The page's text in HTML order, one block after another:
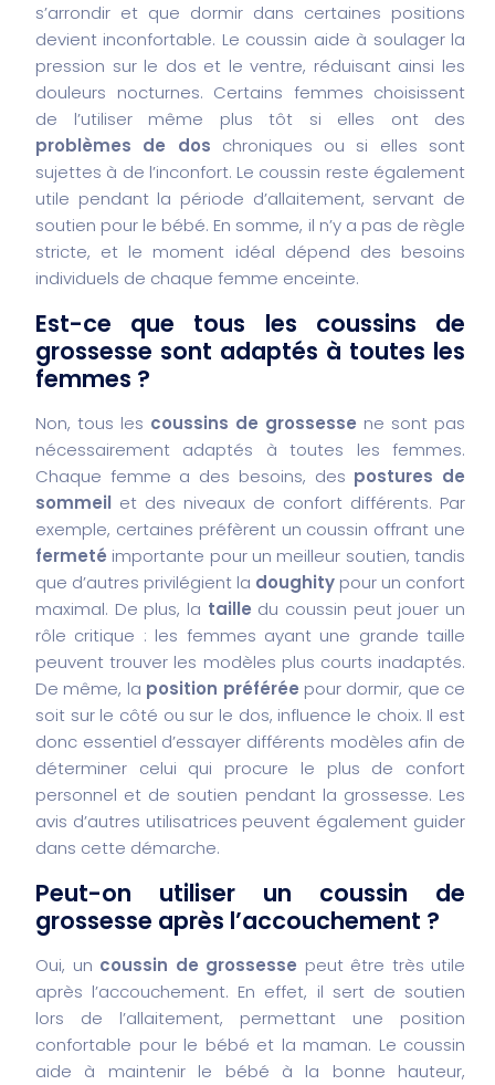
s’arrondir et que dormir dans certaines positions
devient inconfortable. Le coussin aide à soulager la
pression sur le dos et le ventre, réduisant ainsi les
douleurs nocturnes. Certains femmes choisissent
de l’utiliser même plus tôt si elles ont des
problèmes de dos chroniques ou si elles sont
sujettes à de l’inconfort. Le coussin reste également
utile pendant la période d’allaitement, servant de
soutien pour le bébé. En somme, il n’y a pas de règle
stricte, et le moment idéal dépend des besoins
individuels de chaque femme enceinte.
Est-ce que tous les coussins de
grossesse sont adaptés à toutes les
femmes ?
Non, tous les coussins de grossesse ne sont pas
nécessairement adaptés à toutes les femmes.
Chaque femme a des besoins, des postures de
sommeil et des niveaux de confort différents. Par
exemple, certaines préfèrent un coussin offrant une
fermeté importante pour un meilleur soutien, tandis
que d’autres privilégient la doughity pour un confort
maximal. De plus, la taille du coussin peut jouer un
rôle critique : les femmes ayant une grande taille
peuvent trouver les modèles plus courts inadaptés.
De même, la position préférée pour dormir, que ce
soit sur le côté ou sur le dos, influence le choix. Il est
donc essentiel d’essayer différents modèles afin de
déterminer celui qui procure le plus de confort
personnel et de soutien pendant la grossesse. Les
avis d’autres utilisatrices peuvent également guider
dans cette démarche.
Peut-on utiliser un coussin de
grossesse après l’accouchement ?
Oui, un coussin de grossesse peut être très utile
après l’accouchement. En effet, il sert de soutien
lors de l’allaitement, permettant une position
confortable pour le bébé et la maman. Le coussin
aide à maintenir le bébé à la bonne hauteur,